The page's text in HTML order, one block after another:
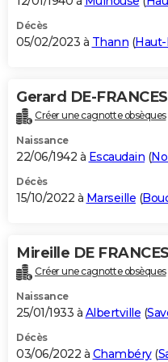
Décès
05/02/2023 à Thann (
Gerard DE-
Créer une cagnotte obsèques
Naissance
22/06/1942 à Escaudain (
Décès
15/10/2022 à Marseille (
Mireille DE
Créer une cagnotte obsèques
Naissance
25/01/1933 à Albertville (
Décès
03/06/2022 à Chambéry(